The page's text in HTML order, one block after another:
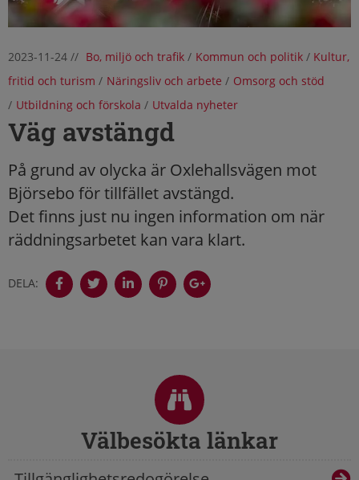
2023-11-24 // Bo, miljö och trafik/ Kommun och politik/ Kultur,
fritid och turism / Näringsliv och arbete / Omsorg och stöd
/ Utbildning och förskola / Utvalda nyheter
Väg avstängd
På grund av olycka är Oxlehallsvägen mot
Björsebo för tillfället avstängd.
Det finns just nu ingen information om när
räddningsarbetet kan vara klart.
DELA:
Välbesökta länkar